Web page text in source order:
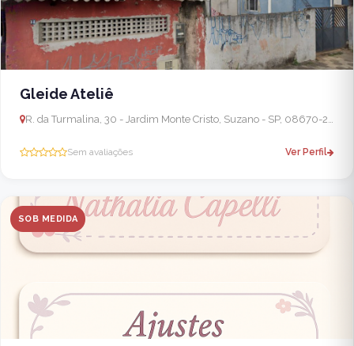
Gleide Ateliê
R. da Turmalina, 30 - Jardim Monte Cristo, Suzano - SP, 08670-240, Brasil
Sem avaliações Ver Perfil
SOB MEDIDA